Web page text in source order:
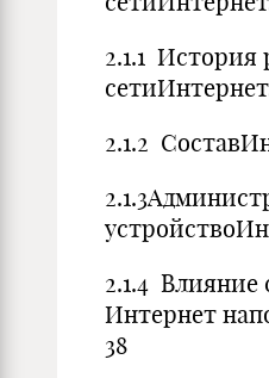
2.1.1 История
2.1.2
2.1.4 Влияние
Интернет
38